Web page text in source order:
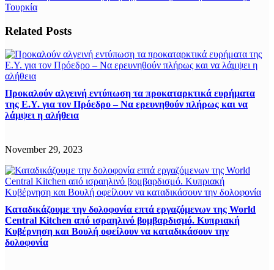
Τουρκία
Related Posts
Προκαλούν αλγεινή εντύπωση τα προκαταρκτικά ευρήματα
της Ε.Υ. για τον Πρόεδρο – Να ερευνηθούν πλήρως και να
λάμψει η αλήθεια
November 29, 2023
Καταδικάζουμε την δολοφονία επτά εργαζόμενων της World
Central Kitchen από ισραηλινό βομβαρδισμό. Κυπριακή
Κυβέρνηση και Βουλή οφείλουν να καταδικάσουν την
δολοφονία